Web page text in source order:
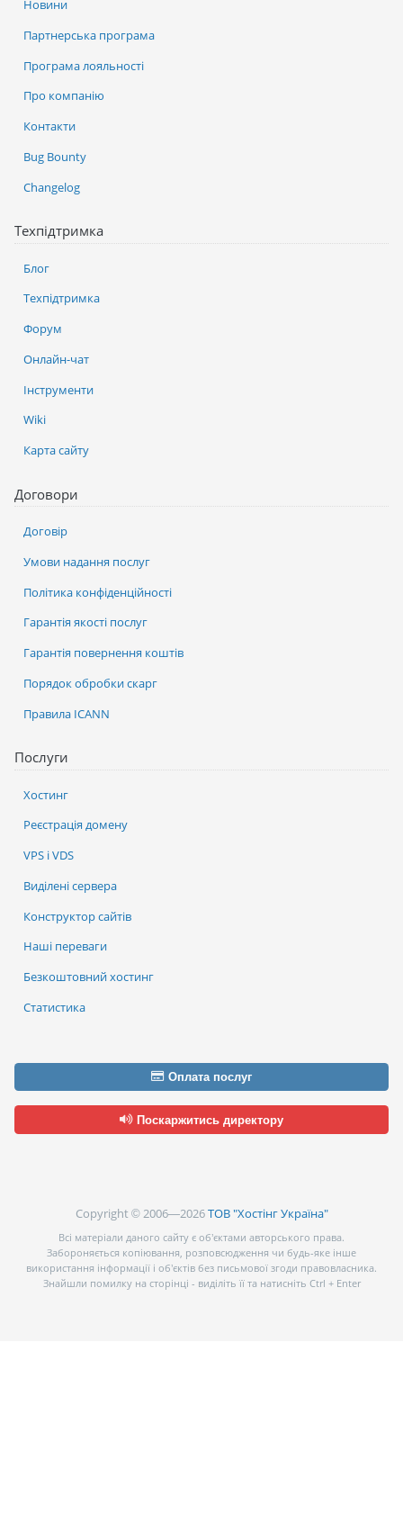
Послуги
Хостинг
Реєстрація домену
VPS і VDS
Виділені сервера
Конструктор сайтів
Наші переваги
Безкоштовний хостинг
Статистика
Новини
Партнерська програма
Програма лояльності
Про компанію
Контакти
Bug Bounty
Changelog
Техпідтримка
Блог
Техпідтримка
Форум
Онлайн-чат
Інструменти
Wiki
Карта сайту
Договори
Договір
Умови надання послуг
Політика конфіденційності
Гарантія якості послуг
Гарантія повернення коштів
Порядок обробки скарг
Правила ICANN
Оплата послуг
Поскаржитись директору
Copyright © 2006—2026ТОВ "Хостінг Україна"
Всі матеріали даного сайту є об’єктами авторського права.
Забороняється копіювання, розповсюдження чи будь-яке інше
використання інформації і об’єктів без письмової згоди правовласника.
Знайшли помилку на сторінці - виділіть її та натисніть Ctrl + Enter